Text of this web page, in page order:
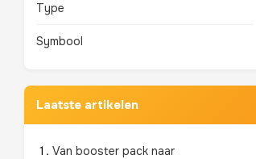
Type
Symbool
Laatste artikelen
Van booster pack naar